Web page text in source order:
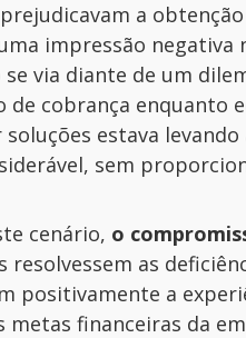
a
impressão negativa
se via diante de um
de cobrança enquanto
estava
sem
cenário, o
resolvessem as
positivamente a
financeiras da